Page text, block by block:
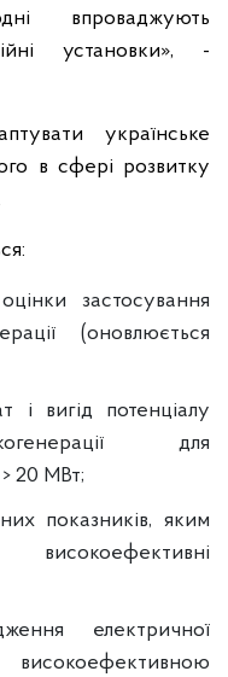
впроваджують
установки», -
українське
в сфері розвитку
застосування
(оновлюється
і вигід потенціалу
для
20 МВт;
показників, яким
електричної